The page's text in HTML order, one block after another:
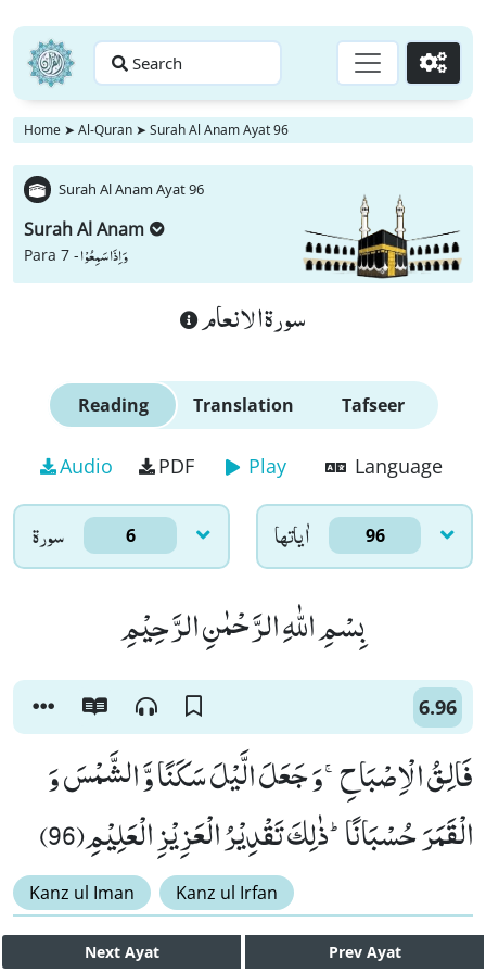
Search Go
Home ➤ Al-Quran ➤ Surah Al Anam Ayat 96
Surah Al Anam Ayat 96
Surah Al Anam
Para 7 -وَ اِذَا سَمِعُوْا
سورة الانعام
Reading Translation Tafseer
Audio PDF Play Language
سورۃ 6 اٰياتها 96
بِسْمِ اللّٰهِ الرَّحْمٰنِ الرَّحِیْمِ
6.96
فَالِقُ الْاِصْبَاحِۚ-وَ جَعَلَ الَّیْلَ سَكَنًا وَّ الشَّمْسَ وَ
الْقَمَرَ حُسْبَانًاؕ-ذٰلِكَ تَقْدِیْرُ الْعَزِیْزِ الْعَلِیْمِ(96)
Kanz ul Iman Kanz ul Irfan
Next Ayat Prev Ayat